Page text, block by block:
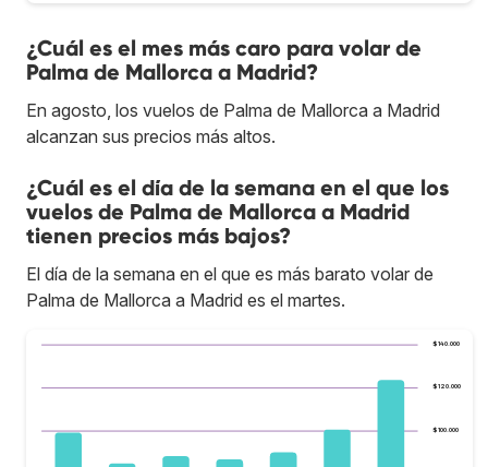
¿Cuál es el mes más caro para volar de
Palma de Mallorca a Madrid?
En agosto, los vuelos de Palma de Mallorca a Madrid
alcanzan sus precios más altos.
¿Cuál es el día de la semana en el que los
vuelos de Palma de Mallorca a Madrid
tienen precios más bajos?
El día de la semana en el que es más barato volar de
Palma de Mallorca a Madrid es el martes.
$100.000
$120.000
$140.000